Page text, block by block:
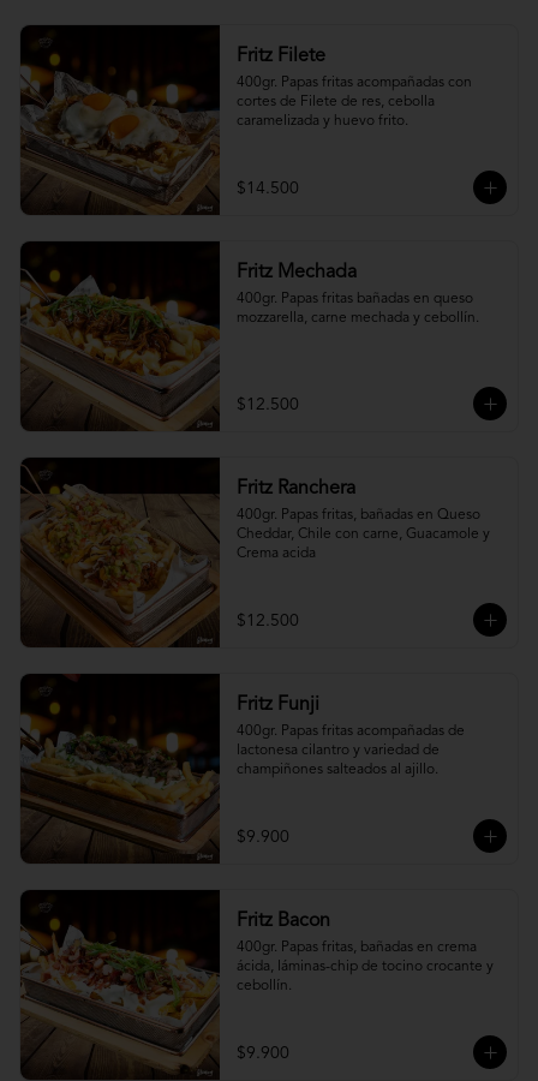
Fritz Filete
400gr. Papas fritas acompañadas con
cortes de Filete de res, cebolla
caramelizada y huevo frito.
$14.500
Fritz Mechada
400gr. Papas fritas bañadas en queso
mozzarella, carne mechada y cebollín.
$12.500
Fritz Ranchera
400gr. Papas fritas, bañadas en Queso
Cheddar, Chile con carne, Guacamole y
Crema acida
$12.500
Fritz Funji
400gr. Papas fritas acompañadas de
lactonesa cilantro y variedad de
champiñones salteados al ajillo.
$9.900
Fritz Bacon
400gr. Papas fritas, bañadas en crema
ácida, láminas-chip de tocino crocante y
cebollín.
$9.900